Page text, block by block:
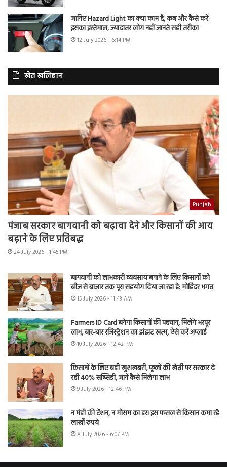
जानिए Hazard Light का क्या काम है, कब और कैसे करें
इसका इस्तेमाल, ज्यादातर लोग नहीं जानते सही तरीका
12 July 2026 - 6:14 PM
खेत खलिहान
Punjab
पंजाब सरकार बागवानी को बढ़ावा देने और किसानों की आय
बढ़ाने के लिए प्रतिबद्ध
24 July 2026 - 1:45 PM
बागवानी को लाभकारी व्यवसाय बनाने के लिए किसानों को
बीज से बाजार तक पूरा सहयोग दिया जा रहा है: मोहिंदर भगत
15 July 2026 - 11:43 AM
Farmers ID Card बनेगा किसानों की पहचान, मिलेंगे भरपूर
लाभ, बार-बार रजिस्ट्रेशन का झंझट खत्म, ऐसे करें अप्लाई
10 July 2026 - 12:42 PM
किसानों के लिए बड़ी खुशखबरी, फूलों की खेती पर सरकार दे
रही 40% सब्सिडी, जानें कैसे मिलेगा लाभ
9 July 2026 - 12:46 PM
न मंडी की टेंशन, न मौसम का डर! इस फसल से किसान कमा रहे
लाखों रुपये
8 July 2026 - 6:07 PM